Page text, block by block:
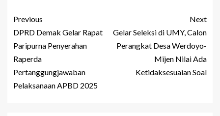
Previous
DPRD Demak Gelar Rapat
Paripurna Penyerahan
Raperda
Pertanggungjawaban
Pelaksanaan APBD 2025
Next
Gelar Seleksi di UMY, Calon
Perangkat Desa Werdoyo-
Mijen Nilai Ada
Ketidaksesuaian Soal